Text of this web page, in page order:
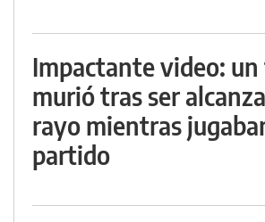
Impactante video:
murió tras ser
rayo mientras
partido